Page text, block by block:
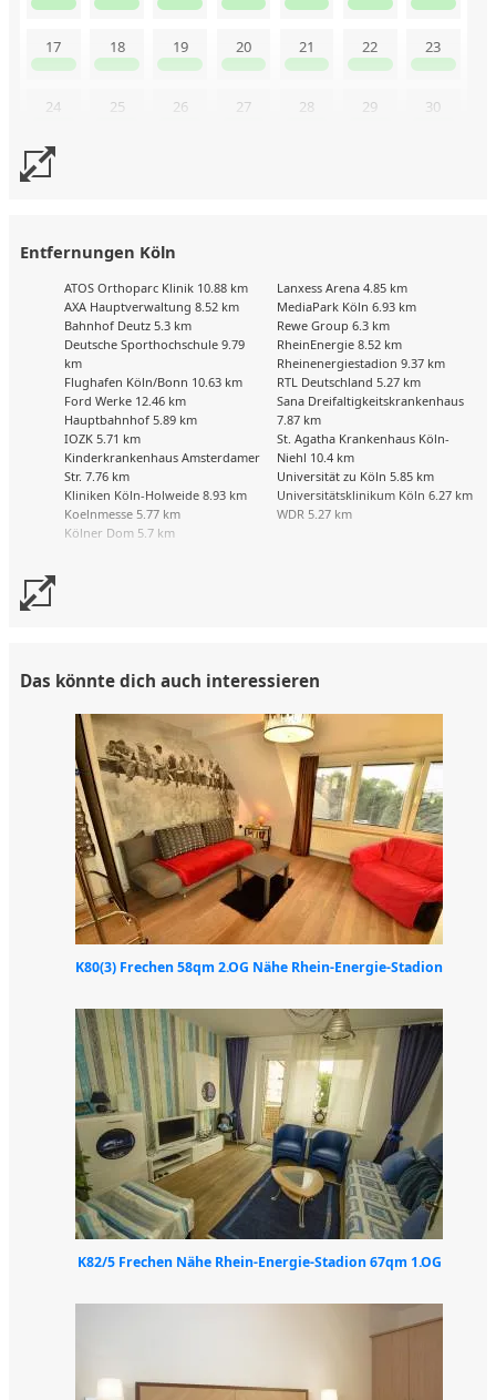
17 18 19 20 21 22 23
24 25 26 27 28 29 30
Entfernungen Köln
ATOS Orthoparc Klinik 10.88 km
AXA Hauptverwaltung 8.52 km
Bahnhof Deutz 5.3 km
Deutsche Sporthochschule 9.79
km
Flughafen Köln/Bonn 10.63 km
Ford Werke 12.46 km
Hauptbahnhof 5.89 km
IOZK 5.71 km
Kinderkrankenhaus Amsterdamer
Str. 7.76 km
Kliniken Köln-Holweide 8.93 km
Koelnmesse 5.77 km
Kölner Dom 5.7 km
Lanxess Arena 4.85 km
MediaPark Köln 6.93 km
Rewe Group 6.3 km
RheinEnergie 8.52 km
Rheinenergiestadion 9.37 km
RTL Deutschland 5.27 km
Sana Dreifaltigkeitskrankenhaus
7.87 km
St. Agatha Krankenhaus Köln-
Niehl 10.4 km
Universität zu Köln 5.85 km
Universitätsklinikum Köln 6.27 km
WDR 5.27 km
Das könnte dich auch interessieren
K80(3) Frechen 58qm 2.OG Nähe Rhein-Energie-Stadion
K82/5 Frechen Nähe Rhein-Energie-Stadion 67qm 1.OG